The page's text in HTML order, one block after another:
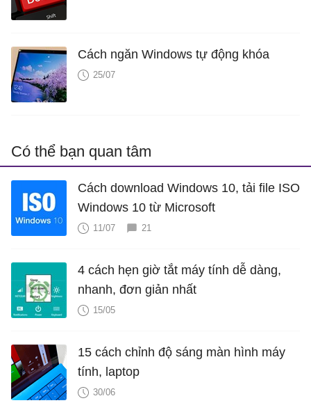
Cách ngăn Windows tự động khóa
25/07
Có thể bạn quan tâm
Cách download Windows 10, tải file ISO
Windows 10 từ Microsoft
11/07 21
4 cách hẹn giờ tắt máy tính dễ dàng,
nhanh, đơn giản nhất
15/05
15 cách chỉnh độ sáng màn hình máy
tính, laptop
30/06